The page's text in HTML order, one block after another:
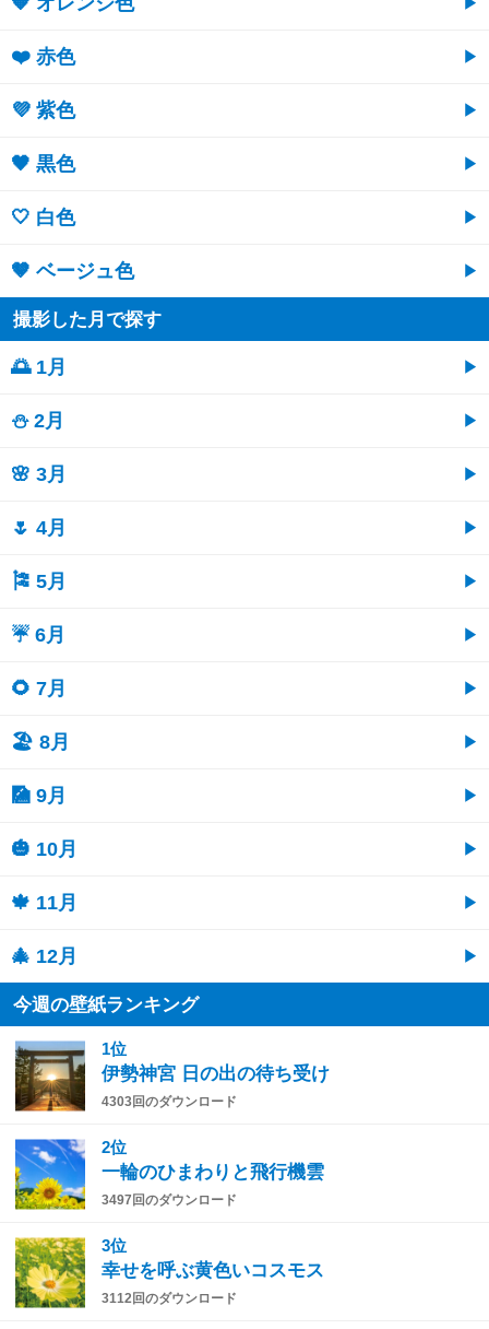
❤️ 赤色
💜 紫色
🖤 黒色
🤍 白色
🤎 ベージュ色
撮影した月で探す
🌅 1月
⛄ 2月
🌸 3月
🌷 4月
🎏 5月
☔ 6月
🌻 7月
🏖 8月
🎑 9月
🎃 10月
🍁 11月
🎄 12月
今週の壁紙ランキング
1位
伊勢神宮 日の出の待ち受け
4303回のダウンロード
2位
一輪のひまわりと飛行機雲
3497回のダウンロード
3位
幸せを呼ぶ黄色いコスモス
3112回のダウンロード